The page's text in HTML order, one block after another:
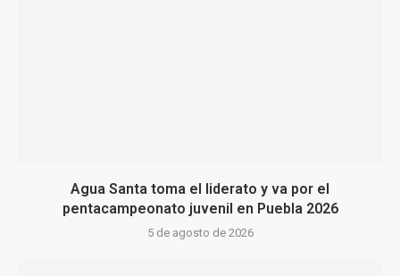
Agua Santa toma el liderato y va por el
pentacampeonato juvenil en Puebla 2026
5 de agosto de 2026